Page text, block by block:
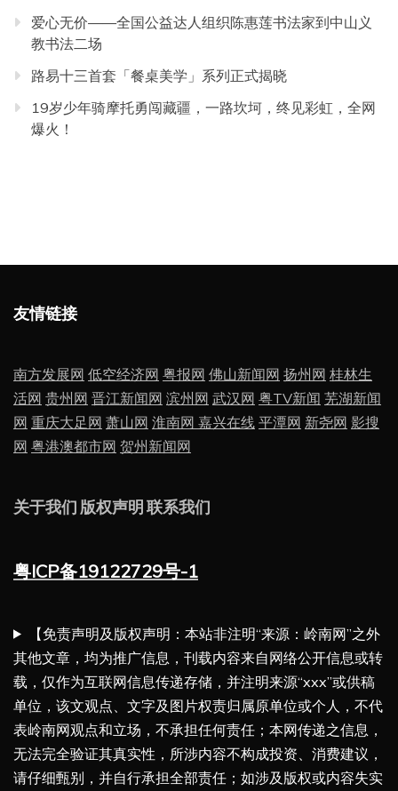
爱心无价——全国公益达人组织陈惠莲书法家到中山义
教书法二场
路易十三首套「餐桌美学」系列正式揭晓
19岁少年骑摩托勇闯藏疆，一路坎坷，终见彩虹，全网
爆火！
友情链接
南方发展网 低空经济网 粤报网 佛山新闻网 扬州网 桂林生
活网 贵州网 晋江新闻网 滨州网 武汉网 粤TV新闻 芜湖新闻
网 重庆大足网 萧山网 淮南网 嘉兴在线 平潭网 新尧网 影搜
网 粤港澳都市网 贺州新闻网
关于我们 版权声明 联系我们
粤ICP备19122729号-1
【免责声明及版权声明：本站非注明“来源：岭南网”之外
其他文章，均为推广信息，刊载内容来自网络公开信息或转
载，仅作为互联网信息传递存储，并注明来源“xxx”或供稿
单位，该文观点、文字及图片权责归属原单位或个人，不代
表岭南网观点和立场，不承担任何责任；本网传递之信息，
无法完全验证其真实性，所涉内容不构成投资、消费建议，
请仔细甄别，并自行承担全部责任；如涉及版权或内容失实